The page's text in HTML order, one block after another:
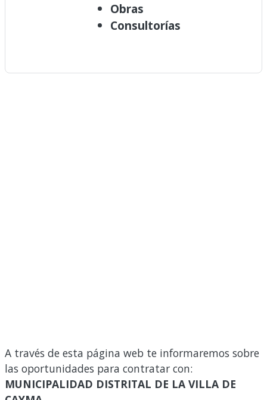
Obras
Consultorías
A través de esta página web te informaremos sobre
las oportunidades para contratar con:
MUNICIPALIDAD DISTRITAL DE LA VILLA DE